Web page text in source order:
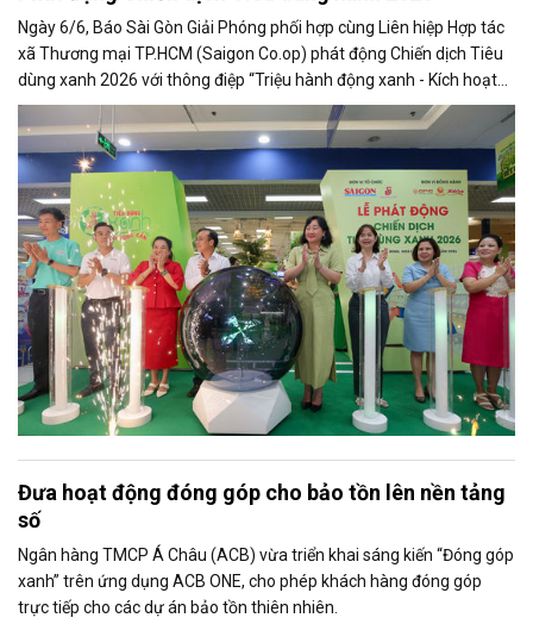
Ngày 6/6, Báo Sài Gòn Giải Phóng phối hợp cùng Liên hiệp Hợp tác
xã Thương mại TP.HCM (Saigon Co.op) phát động Chiến dịch Tiêu
dùng xanh 2026 với thông điệp “Triệu hành động xanh - Kích hoạt
thị trường xanh”, đánh dấu bước phát triển mới của chương trình
sau hơn 16 năm triển khai liên tục.
Đưa hoạt động đóng góp cho bảo tồn lên nền tảng
số
Ngân hàng TMCP Á Châu (ACB) vừa triển khai sáng kiến “Đóng góp
xanh” trên ứng dụng ACB ONE, cho phép khách hàng đóng góp
trực tiếp cho các dự án bảo tồn thiên nhiên.